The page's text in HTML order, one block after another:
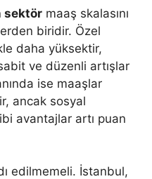
sektör maaş skalasını
biridir. Özel
daha yüksektir,
ve düzenli artışlar
ise maaşlar
ancak sosyal
avantajlar artı puan
edilmemeli. İstanbul,